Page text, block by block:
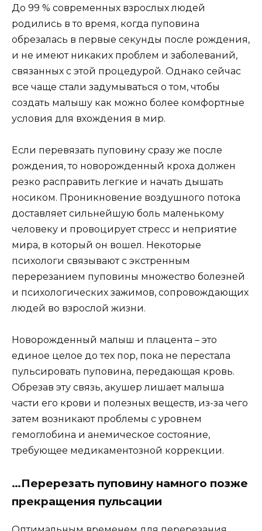
До 99 % современных взрослых людей
родились в то время, когда пуповина
обрезалась в первые секунды после рождения,
и не имеют никаких проблем и заболеваний,
связанных с этой процедурой. Однако сейчас
все чаще стали задумываться о том, чтобы
создать малышу как можно более комфортные
условия для вхождения в мир.
Если перевязать пуповину сразу же после
рождения, то новорожденный кроха должен
резко расправить легкие и начать дышать
носиком. Проникновение воздушного потока
доставляет сильнейшую боль маленькому
человеку и провоцирует стресс и неприятие
мира, в который он вошел. Некоторые
психологи связывают с экстренным
перерезанием пуповины множество болезней
и психологических зажимов, сопровождающих
людей во взрослой жизни.
Новорожденный малыш и плацента – это
единое целое до тех пор, пока не перестала
пульсировать пуповина, передающая кровь.
Обрезав эту связь, акушер лишает малыша
части его крови и полезных веществ, из-за чего
затем возникают проблемы с уровнем
гемоглобина и анемическое состояние,
требующее медикаментозной коррекции.
…Перерезать пуповину намного позже
прекращения пульсации